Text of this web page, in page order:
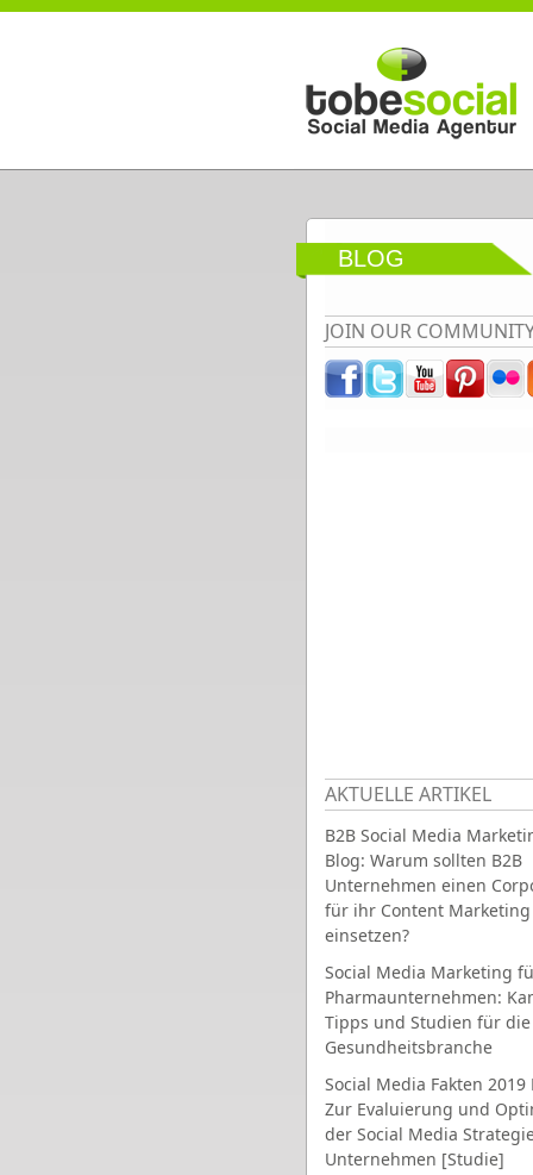
Direkt zum Inhalt
BLOG
JOIN OUR
AKTUELLE ARTIKEL
B2B Social Media
Blog: Warum sollten B2B
Unternehmen einen
für ihr Content Marketing
einsetzen?
Social Media Marketing
Pharmaunternehmen:
Tipps und Studien für die
Gesundheitsbranche
Social Media Fakten 2019
Zur Evaluierung und
der Social Media
Unternehmen [Studie]